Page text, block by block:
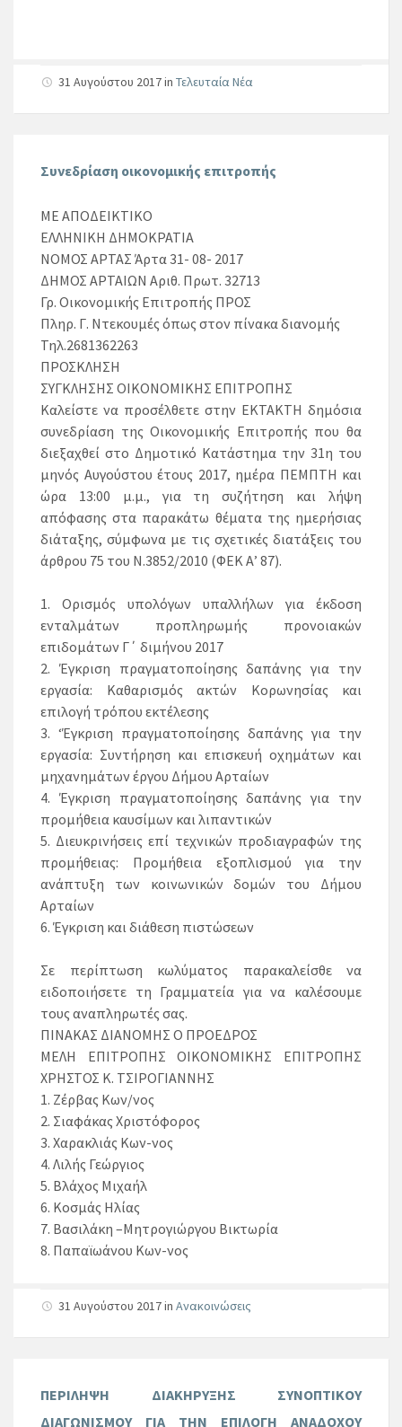
31 Αυγούστου 2017in Τελευταία Νέα
Συνεδρίαση οικονομικής επιτροπής
ΜΕ ΑΠΟΔΕΙΚΤΙΚΟ
ΕΛΛΗΝΙΚΗ ΔΗΜΟΚΡΑΤΙΑ
ΝΟΜΟΣ ΑΡΤΑΣ Άρτα 31- 08- 2017
ΔΗΜΟΣ ΑΡΤΑΙΩΝ Αριθ. Πρωτ. 32713
Γρ. Οικονομικής Επιτροπής ΠΡΟΣ
Πληρ. Γ. Ντεκουμές όπως στον πίνακα διανομής
Τηλ.2681362263
ΠΡΟΣΚΛΗΣΗ
ΣΥΓΚΛΗΣΗΣ ΟΙΚΟΝΟΜΙΚΗΣ ΕΠΙΤΡΟΠΗΣ
Καλείστε να προσέλθετε στην ΕΚΤΑΚΤΗ δημόσια
συνεδρίαση της Οικονομικής Επιτροπής που θα
διεξαχθεί στο Δημοτικό Κατάστημα την 31η του
μηνός Αυγούστου έτους 2017, ημέρα ΠΕΜΠΤΗ και
ώρα 13:00 μ.μ., για τη συζήτηση και λήψη
απόφασης στα παρακάτω θέματα της ημερήσιας
διάταξης, σύμφωνα με τις σχετικές διατάξεις του
άρθρου 75 του Ν.3852/2010 (ΦΕΚ Α’ 87).
1. Ορισμός υπολόγων υπαλλήλων για έκδοση
ενταλμάτων προπληρωμής προνοιακών
επιδομάτων Γ΄ διμήνου 2017
2. Έγκριση πραγματοποίησης δαπάνης για την
εργασία: Καθαρισμός ακτών Κορωνησίας και
επιλογή τρόπου εκτέλεσης
3. ‘Έγκριση πραγματοποίησης δαπάνης για την
εργασία: Συντήρηση και επισκευή οχημάτων και
μηχανημάτων έργου Δήμου Αρταίων
4. Έγκριση πραγματοποίησης δαπάνης για την
προμήθεια καυσίμων και λιπαντικών
5. Διευκρινήσεις επί τεχνικών προδιαγραφών της
προμήθειας: Προμήθεια εξοπλισμού για την
ανάπτυξη των κοινωνικών δομών του Δήμου
Αρταίων
6. Έγκριση και διάθεση πιστώσεων
Σε περίπτωση κωλύματος παρακαλείσθε να
ειδοποιήσετε τη Γραμματεία για να καλέσουμε
τους αναπληρωτές σας.
ΠΙΝΑΚΑΣ ΔΙΑΝΟΜΗΣ Ο ΠΡΟΕΔΡΟΣ
ΜΕΛΗ ΕΠΙΤΡΟΠΗΣ ΟΙΚΟΝΟΜΙΚΗΣ ΕΠΙΤΡΟΠΗΣ
ΧΡΗΣΤΟΣ Κ. ΤΣΙΡΟΓΙΑΝΝΗΣ
1. Ζέρβας Κων/νος
2. Σιαφάκας Χριστόφορος
3. Χαρακλιάς Κων-νος
4. Λιλής Γεώργιος
5. Βλάχος Μιχαήλ
6. Κοσμάς Ηλίας
7. Βασιλάκη –Μητρογιώργου Βικτωρία
8. Παπαϊωάνου Κων-νος
31 Αυγούστου 2017in Ανακοινώσεις
ΠΕΡΙΛΗΨΗ ΔΙΑΚΗΡΥΞΗΣ ΣΥΝΟΠΤΙΚΟΥ
ΔΙΑΓΩΝΙΣΜΟΥ ΓΙΑ ΤΗΝ ΕΠΙΛΟΓΗ ΑΝΑΔΟΧΟΥ